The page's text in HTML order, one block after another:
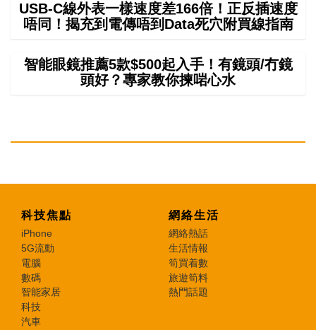
USB-C線外表一樣速度差166倍！正反插速度
唔同！揭充到電傳唔到Data死穴附買線指南
智能眼鏡推薦5款$500起入手！有鏡頭/冇鏡
頭好？專家教你揀啱心水
科技焦點
iPhone
5G流動
電腦
數碼
智能家居
科技
汽車
網絡生活
網絡熱話
生活情報
筍買着數
旅遊筍料
熱門話題